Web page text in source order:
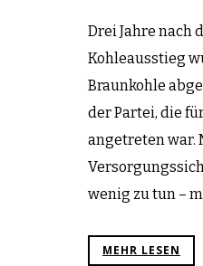
Drei Jahre nach
Kohleausstieg
Braunkohle
der Partei, die
angetreten war.
wenig zu tun –
MEHR LESEN